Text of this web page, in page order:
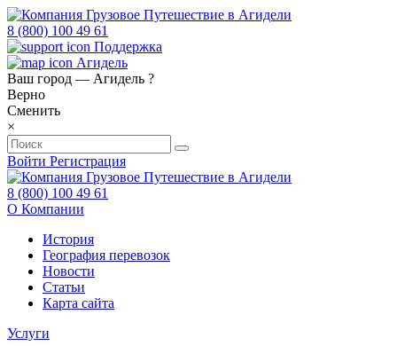
8 (800) 100 49 61
Поддержка
Агидель
Ваш город — Агидель ?
Верно
Сменить
×
Войти Регистрация
8 (800) 100 49 61
О Компании
История
География перевозок
Новости
Статьи
Карта сайта
Услуги